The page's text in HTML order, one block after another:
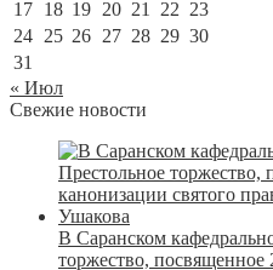
17 18 19 20 21 22 23
24 25 26 27 28 29 30
31
« Июл
Свежие новости
В Саранском
торжество, посвященное